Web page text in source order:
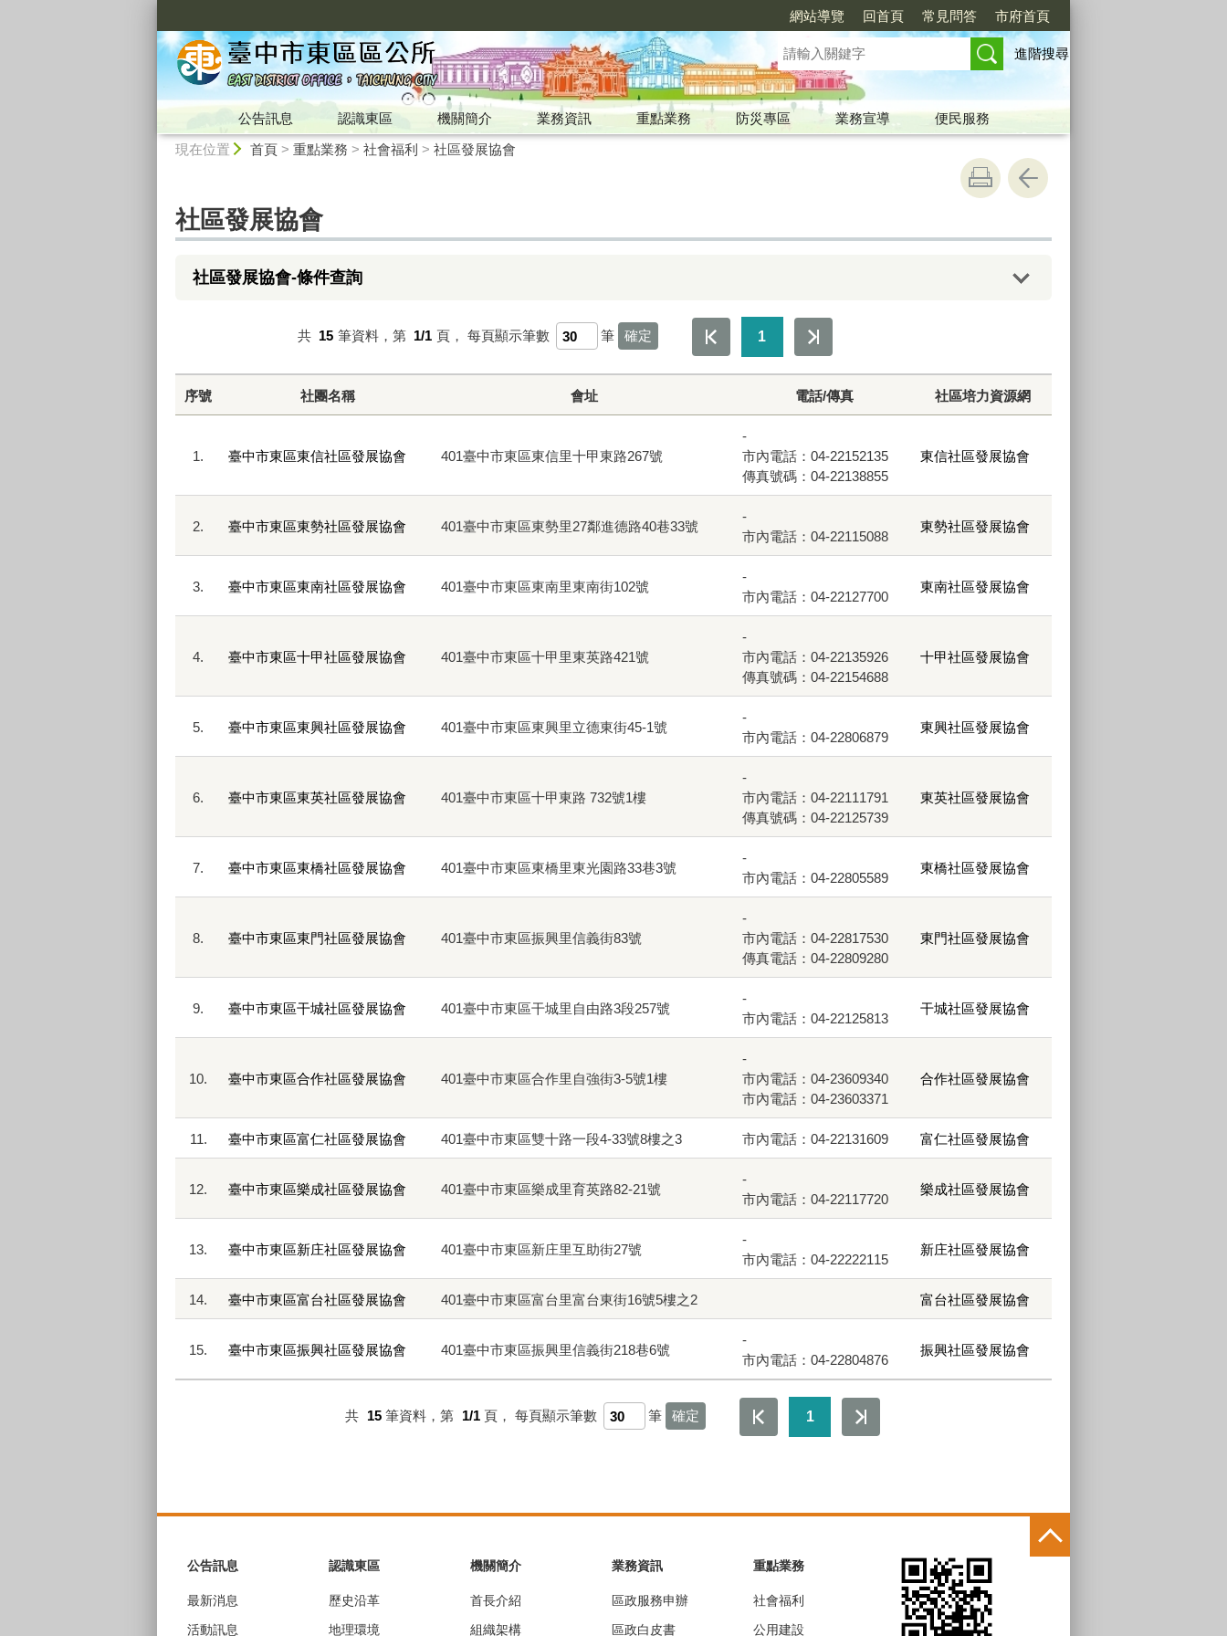
網站導覽 回首頁 常見問答 市府首頁
進階搜尋
公告訊息 認識東區 機關簡介 業務資訊 重點業務 防災專區 業務宣導
便民服務
現在位置 首頁> 重點業務 > 社會福利 > 社區發展協會
社區發展協會
社區發展協會-條件查詢
共 15 筆資料，第 1/1 頁， 每頁顯示筆數 筆 1
序號 社團名稱 會址 電話/傳真 社區培力資源網
1. 臺中市東區東信社區發展協會 401臺中市東區東信里十甲東路267號
-
市內電話：04-22152135
傳真號碼：04-22138855
東信社區發展協會
2. 臺中市東區東勢社區發展協會 401臺中市東區東勢里27鄰進德路40巷33號
-
市內電話：04-22115088
東勢社區發展協會
3. 臺中市東區東南社區發展協會 401臺中市東區東南里東南街102號
-
市內電話：04-22127700
東南社區發展協會
4. 臺中市東區十甲社區發展協會 401臺中市東區十甲里東英路421號
-
市內電話：04-22135926
傳真號碼：04-22154688
十甲社區發展協會
5. 臺中市東區東興社區發展協會 401臺中市東區東興里立德東街45-1號
-
市內電話：04-22806879
東興社區發展協會
6. 臺中市東區東英社區發展協會 401臺中市東區十甲東路 732號1樓
-
市內電話：04-22111791
傳真號碼：04-22125739
東英社區發展協會
7. 臺中市東區東橋社區發展協會 401臺中市東區東橋里東光園路33巷3號
-
市內電話：04-22805589
東橋社區發展協會
8. 臺中市東區東門社區發展協會 401臺中市東區振興里信義街83號
-
市內電話：04-22817530
傳真電話：04-22809280
東門社區發展協會
9. 臺中市東區干城社區發展協會 401臺中市東區干城里自由路3段257號
-
市內電話：04-22125813
干城社區發展協會
10. 臺中市東區合作社區發展協會 401臺中市東區合作里自強街3-5號1樓
-
市內電話：04-23609340
市內電話：04-23603371
合作社區發展協會
11. 臺中市東區富仁社區發展協會 401臺中市東區雙十路一段4-33號8樓之3 市內電話：04-22131609 富仁社區發展協會
12. 臺中市東區樂成社區發展協會 401臺中市東區樂成里育英路82-21號
-
市內電話：04-22117720
樂成社區發展協會
13. 臺中市東區新庄社區發展協會 401臺中市東區新庄里互助街27號
-
市內電話：04-22222115
新庄社區發展協會
14. 臺中市東區富台社區發展協會 401臺中市東區富台里富台東街16號5樓之2 富台社區發展協會
15. 臺中市東區振興社區發展協會 401臺中市東區振興里信義街218巷6號
-
市內電話：04-22804876
振興社區發展協會
共 15 筆資料，第 1/1 頁， 每頁顯示筆數 筆 1
公告訊息
最新消息
活動訊息
認識東區
歷史沿革
地理環境
機關簡介
首長介紹
組織架構
業務資訊
區政服務申辦
區政白皮書
重點業務
社會福利
公用建設